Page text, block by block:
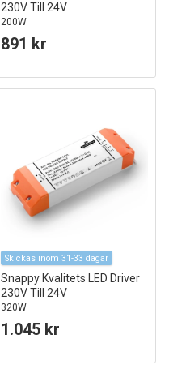
230V Till 24V
200W
891 kr
Skickas inom 31-33 dagar
Snappy Kvalitets LED Driver
230V Till 24V
320W
1.045 kr